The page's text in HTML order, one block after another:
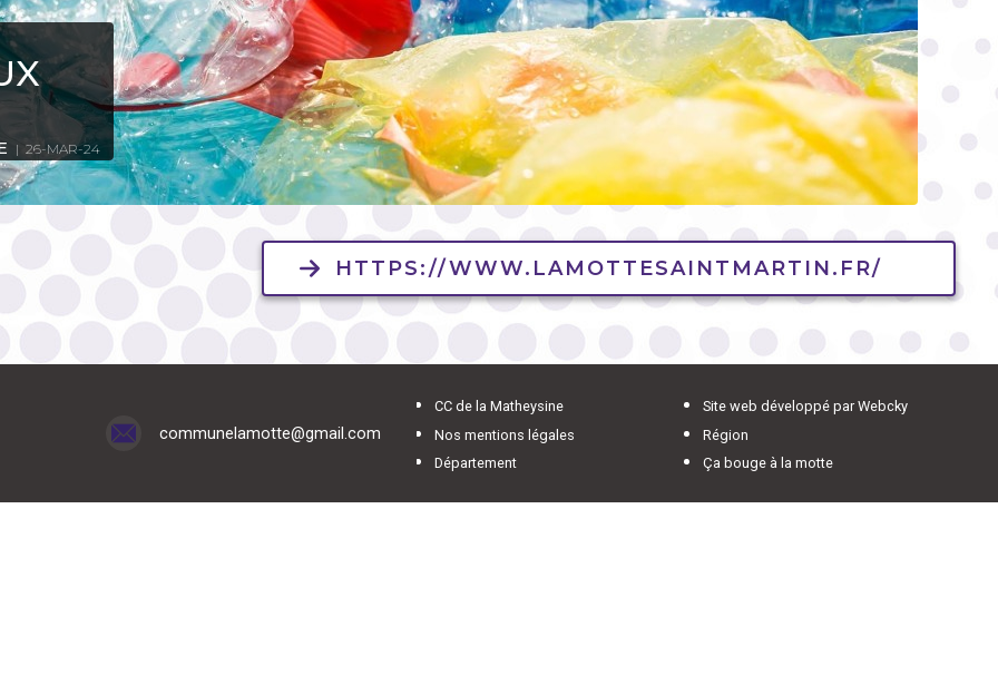
| 26-MAR-24
HTTPS://WWW.LAMOTTESAINTMARTIN.FR/
communelamotte@gmail.com
CC de la Matheysine
Site web développé par Webcky
Nos mentions légales
Région
Département
Ça bouge à la motte